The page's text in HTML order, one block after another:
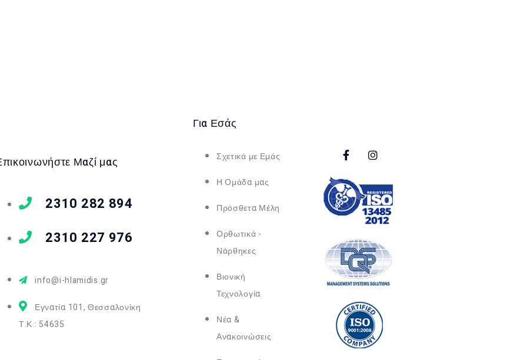
Μαζί μας
2310 282 894
2310 227 976
info@i-hlamidis.gr
Εγνατία 101, Θεσσαλονίκη
Τ.Κ.: 54635
Για Εσάς
Σχετικά με Εμάς
Η Ομάδα μας
Πρόσθετα Μέλη
Ορθωτικά -
Νάρθηκες
Βιονική
Τεχνολογία
Νέα &
Ανακοινώσεις